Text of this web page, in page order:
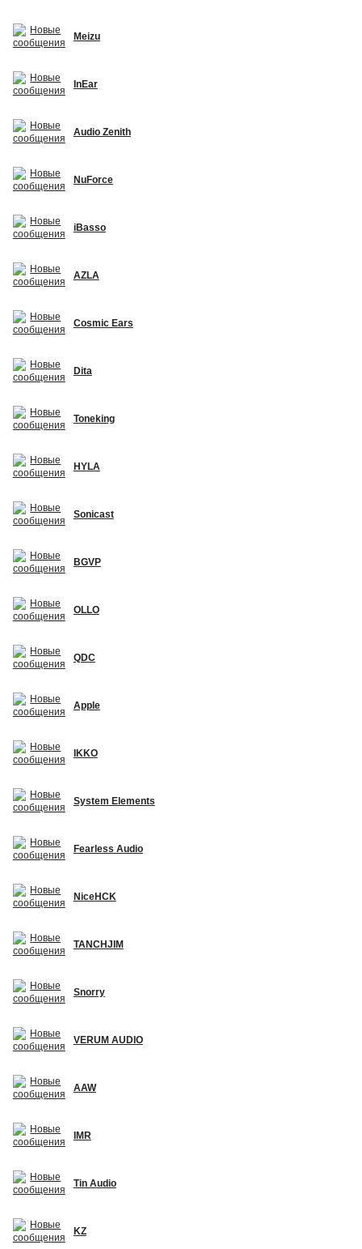
Meizu
InEar
Audio Zenith
NuForce
iBasso
AZLA
Cosmic Ears
Dita
Toneking
HYLA
Sonicast
BGVP
OLLO
QDC
Apple
IKKO
System Elements
Fearless Audio
NiceHCK
TANCHJIM
Snorry
VERUM AUDIO
AAW
IMR
Tin Audio
KZ